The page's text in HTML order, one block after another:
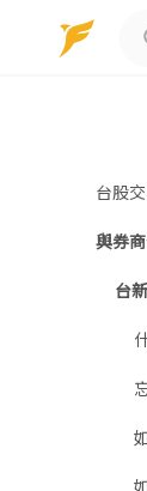
台股
股
進
交
台
當
與券
台